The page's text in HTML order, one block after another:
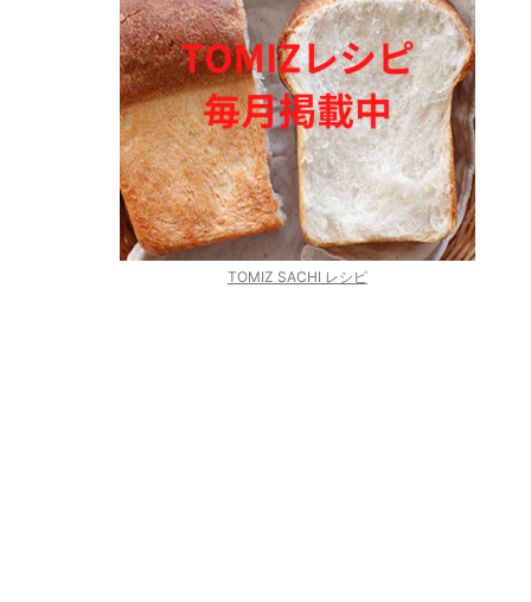
TOMIZ SACHI レシピ